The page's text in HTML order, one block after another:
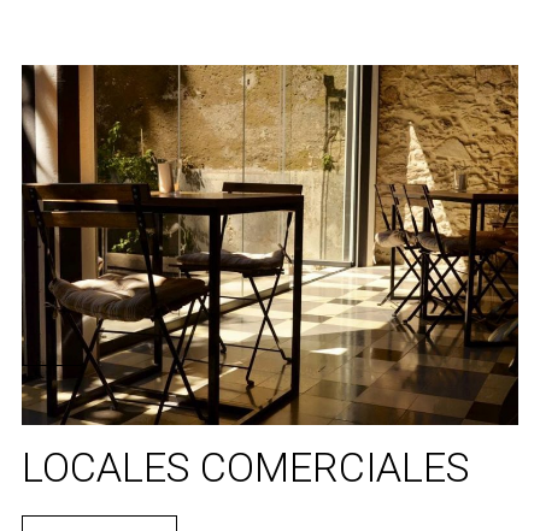
LOCALES COMERCIALES